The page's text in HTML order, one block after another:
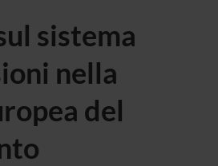
sistema
nella
del